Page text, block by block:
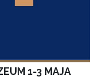
1-3 MAJA